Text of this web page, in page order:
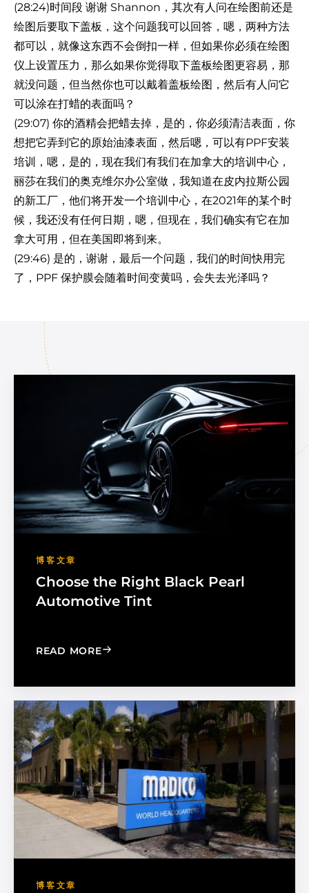
(28:24)时间段 谢谢 Shannon，其次有人问在绘图前还是
绘图后要取下盖板，这个问题我可以回答，嗯，两种方法
都可以，就像这东西不会倒扣一样，但如果你必须在绘图
仪上设置压力，那么如果你觉得取下盖板绘图更容易，那
就没问题，但当然你也可以戴着盖板绘图，然后有人问它
可以涂在打蜡的表面吗？
(29:07) 你的酒精会把蜡去掉，是的，你必须清洁表面，你
想把它弄到它的原始油漆表面，然后嗯，可以有PPF安装
培训，嗯，是的，现在我们有我们在加拿大的培训中心，
丽莎在我们的奥克维尔办公室做，我知道在皮内拉斯公园
的新工厂，他们将开发一个培训中心，在2021年的某个时
候，我还没有任何日期，嗯，但现在，我们确实有它在加
拿大可用，但在美国即将到来。
(29:46) 是的，谢谢，最后一个问题，我们的时间快用完
了，PPF 保护膜会随着时间变黄吗，会失去光泽吗？
博客文章
Choose the Right Black Pearl
Automotive Tint
READ MORE: CHOOSE THE RIGHT BLACK PEARL
博客文章